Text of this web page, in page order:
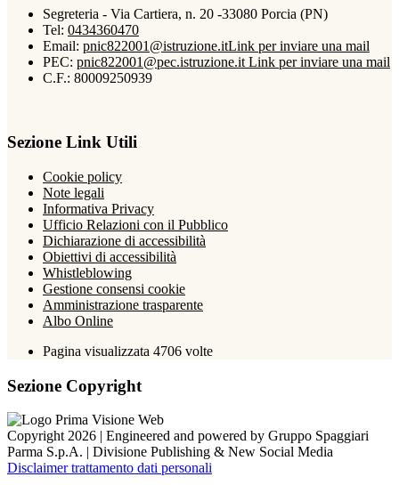
Segreteria - Via Cartiera, n. 20 -33080 Porcia (PN)
Tel: 0434360470
Email: pnic822001@istruzione.itLink per inviare una mail
PEC: pnic822001@pec.istruzione.it Link per inviare una mail
C.F.: 80009250939
Sezione Link Utili
Cookie policy
Note legali
Informativa Privacy
Ufficio Relazioni con il Pubblico
Dichiarazione di accessibilità
Obiettivi di accessibilità
Whistleblowing
Gestione consensi cookie
Amministrazione trasparente
Albo Online
Pagina visualizzata 4706 volte
Sezione Copyright
Copyright 2026 | Engineered and powered by Gruppo Spaggiari
Parma S.p.A. | Divisione Publishing & New Social Media
Disclaimer trattamento dati personali